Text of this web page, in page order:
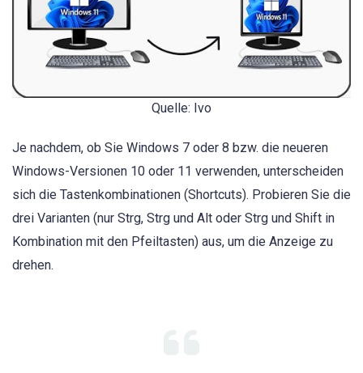
Quelle: Ivo
Je nachdem, ob Sie Windows 7 oder 8 bzw. die neueren
Windows-Versionen 10 oder 11 verwenden, unterscheiden
sich die Tastenkombinationen (Shortcuts). Probieren Sie die
drei Varianten (nur Strg, Strg und Alt oder Strg und Shift in
Kombination mit den Pfeiltasten) aus, um die Anzeige zu
drehen.